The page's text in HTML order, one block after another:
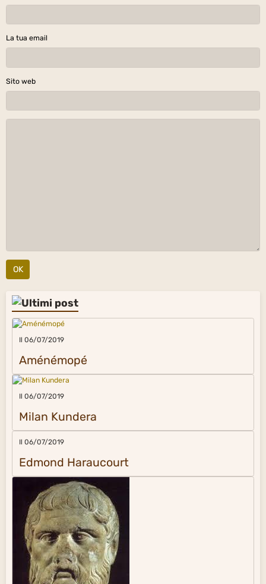
La tua email
Sito web
OK
Il 06/07/2019
Aménémopé
Il 06/07/2019
Milan Kundera
Il 06/07/2019
Edmond Haraucourt